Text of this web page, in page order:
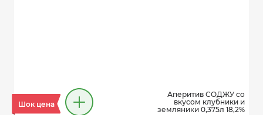
Шок цена
Аперитив СОДЖУ со
вкусом клубники и
земляники 0,375л 18,2%